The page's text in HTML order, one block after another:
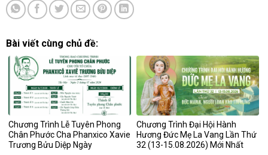
Bài viết cùng chủ đề:
Chương Trình Lễ Tuyên Phong
Chân Phước Cha Phanxico Xavie
Trương Bửu Diệp Ngày
Chương Trình Đại Hội Hành
Hương Đức Mẹ La Vang Lần Thứ
32 (13-15.08.2026) Mới Nhất